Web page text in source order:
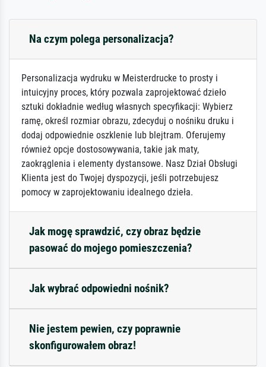
Na czym polega personalizacja?
Personalizacja wydruku w Meisterdrucke to prosty i
intuicyjny proces, który pozwala zaprojektować dzieło
sztuki dokładnie według własnych specyfikacji: Wybierz
ramę, określ rozmiar obrazu, zdecyduj o nośniku druku i
dodaj odpowiednie oszklenie lub blejtram. Oferujemy
również opcje dostosowywania, takie jak maty,
zaokrąglenia i elementy dystansowe. Nasz Dział Obsługi
Klienta jest do Twojej dyspozycji, jeśli potrzebujesz
pomocy w zaprojektowaniu idealnego dzieła.
Jak mogę sprawdzić, czy obraz będzie
pasować do mojego pomieszczenia?
Jak wybrać odpowiedni nośnik?
Nie jestem pewien, czy poprawnie
skonfigurowałem obraz!